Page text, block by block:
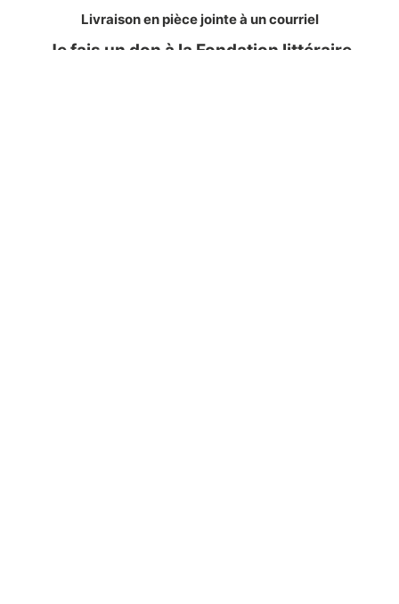
Livraison en pièce jointe à un courriel
Je fais un don à la Fondation littéraire